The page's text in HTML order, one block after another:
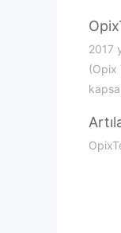
2017
(Opix